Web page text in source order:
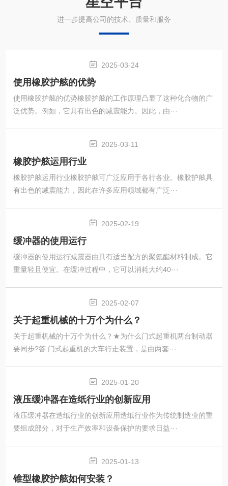
进一步提高公司的技术、质量和服务
2025-03-24
使用橡胶护舷的优势
使用橡胶护舷的优势橡胶护舷的工作原理凸显了这种化合物的广
泛优势。例如，它具有出色的减震能力。因此，由···
2025-03-11
橡胶护舷运用行业
橡胶护舷运用行业橡胶护舷可广泛应用于各行各业。橡胶护舷具
有出色的减震能力，因此在许多应用领域都有广泛···
2025-02-19
缓冲器的使用运行
缓冲器的使用运行减震器由具有适当配方的聚氨酯材料制成。它
重量轻且便宜。在缓冲过程中，它可以消耗大约40···
2025-02-07
关于起重机械的十万个为什么？
关于起重机械的十万个为什么？★为什么门式起重机两台制动器
要同步?答:门式起重机的大车行走装置，是由两套···
2025-01-20
液压缓冲器在造纸行业的创新应用
液压缓冲器在造纸行业的创新应用造纸行业作为传统制造业的重
要组成部分，对于生产效率和设备保护的要求日益···
2025-01-13
锥型橡胶护舷如何安装？